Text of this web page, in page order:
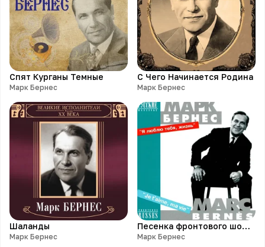
Спят Курганы Темные
Марк Бернес
С Чего Начинается Родина
Марк Бернес
Шаланды
Марк Бернес
Песенка фронтового шофера
Марк Бернес